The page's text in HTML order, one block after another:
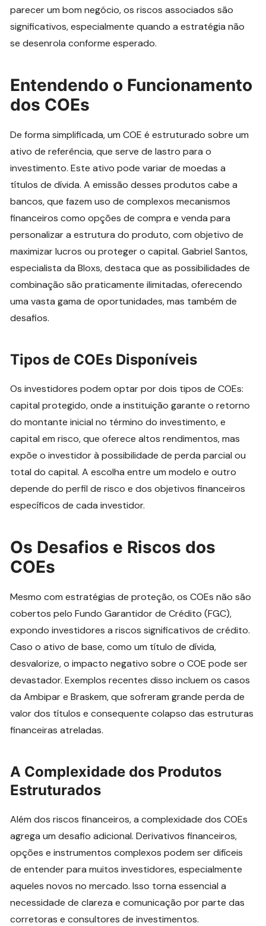
parecer um bom negócio, os riscos associados são
significativos, especialmente quando a estratégia não
se desenrola conforme esperado.
Entendendo o Funcionamento
dos COEs
De forma simplificada, um COE é estruturado sobre um
ativo de referência, que serve de lastro para o
investimento. Este ativo pode variar de moedas a
títulos de dívida. A emissão desses produtos cabe a
bancos, que fazem uso de complexos mecanismos
financeiros como opções de compra e venda para
personalizar a estrutura do produto, com objetivo de
maximizar lucros ou proteger o capital. Gabriel Santos,
especialista da Bloxs, destaca que as possibilidades de
combinação são praticamente ilimitadas, oferecendo
uma vasta gama de oportunidades, mas também de
desafios.
Tipos de COEs Disponíveis
Os investidores podem optar por dois tipos de COEs:
capital protegido, onde a instituição garante o retorno
do montante inicial no término do investimento, e
capital em risco, que oferece altos rendimentos, mas
expõe o investidor à possibilidade de perda parcial ou
total do capital. A escolha entre um modelo e outro
depende do perfil de risco e dos objetivos financeiros
específicos de cada investidor.
Os Desafios e Riscos dos
COEs
Mesmo com estratégias de proteção, os COEs não são
cobertos pelo Fundo Garantidor de Crédito (FGC),
expondo investidores a riscos significativos de crédito.
Caso o ativo de base, como um título de dívida,
desvalorize, o impacto negativo sobre o COE pode ser
devastador. Exemplos recentes disso incluem os casos
da Ambipar e Braskem, que sofreram grande perda de
valor dos títulos e consequente colapso das estruturas
financeiras atreladas.
A Complexidade dos Produtos
Estruturados
Além dos riscos financeiros, a complexidade dos COEs
agrega um desafio adicional. Derivativos financeiros,
opções e instrumentos complexos podem ser difíceis
de entender para muitos investidores, especialmente
aqueles novos no mercado. Isso torna essencial a
necessidade de clareza e comunicação por parte das
corretoras e consultores de investimentos.